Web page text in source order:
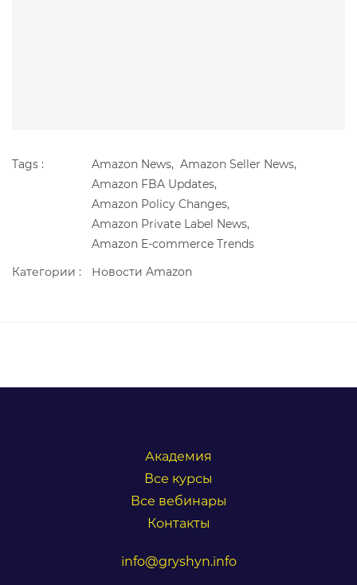
Tags : Amazon News, Amazon Seller News,
Amazon FBA Updates,
Amazon Policy Changes,
Amazon Private Label News,
Amazon E-commerce Trends
Категории :
Новости Amazon
Академия
Все курсы
Все вебинары
Контакты
info@gryshyn.info